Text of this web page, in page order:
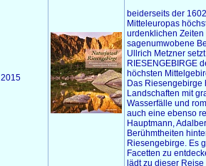
2015
beiderseits der
Mitteleuropas
urdenklichen
sagenumwobene
Ullrich Metzner
RIESENGEBIRGE
höchsten
Das Riesengebirge
Landschaften mit
Wasserfälle und
auch eine ebenso
Hauptmann,
Berühmtheiten
Riesengebirge. Es
Facetten zu
lädt zu dieser Reise